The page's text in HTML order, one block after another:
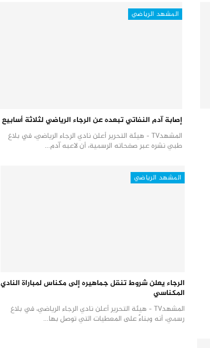
المشهد الرياضي
إصابة آدم النفاتي تبعده عن الرجاء الرياضي لثلاثة أسابيع
المشهدTV - هيئة التحرير أعلن نادي الرجاء الرياضي، في بلاغ
طبي نشره عبر صفحاته الرسمية، أن لاعبه آدم…
المشهد الرياضي
الرجاء يعلن شروط تنقل جماهيره إلى مكناس لمباراة النادي
المكناسي
المشهدTV - هيئة التحرير أعلن نادي الرجاء الرياضي، في بلاغ
رسمي، أنه وبناءً على المعطيات التي توصل بها…